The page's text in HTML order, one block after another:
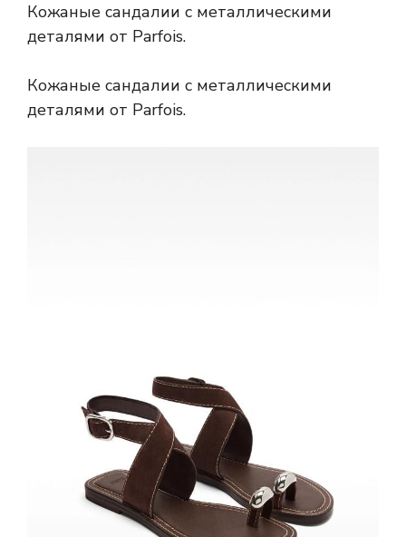
Кожаные сандалии с металлическими
деталями от Parfois.
Кожаные сандалии с металлическими
деталями от Parfois.